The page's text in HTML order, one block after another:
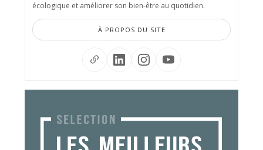
écologique et améliorer son bien-être au quotidien.
À PROPOS DU SITE